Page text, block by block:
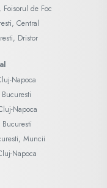
de Foc
Central
Dristor
Napoca
Napoca
Muncii
Napoca